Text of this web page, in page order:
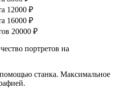
12000 ₽
16000 ₽
20000 ₽
портретов на
станка. Максимальное